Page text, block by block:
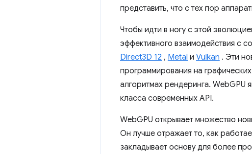
представить, что с тех пор
Чтобы идти в ногу с этой
эффективного взаимодействия с
Direct3D 12 , Metal и Vulkan . Эти
программирования на
алгоритмах рендеринга. WebGPU
класса современных API.
WebGPU открывает множество
Он лучше отражает то, как
закладывает основу для более